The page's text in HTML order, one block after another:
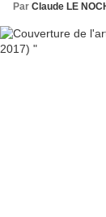
Par Claude LE